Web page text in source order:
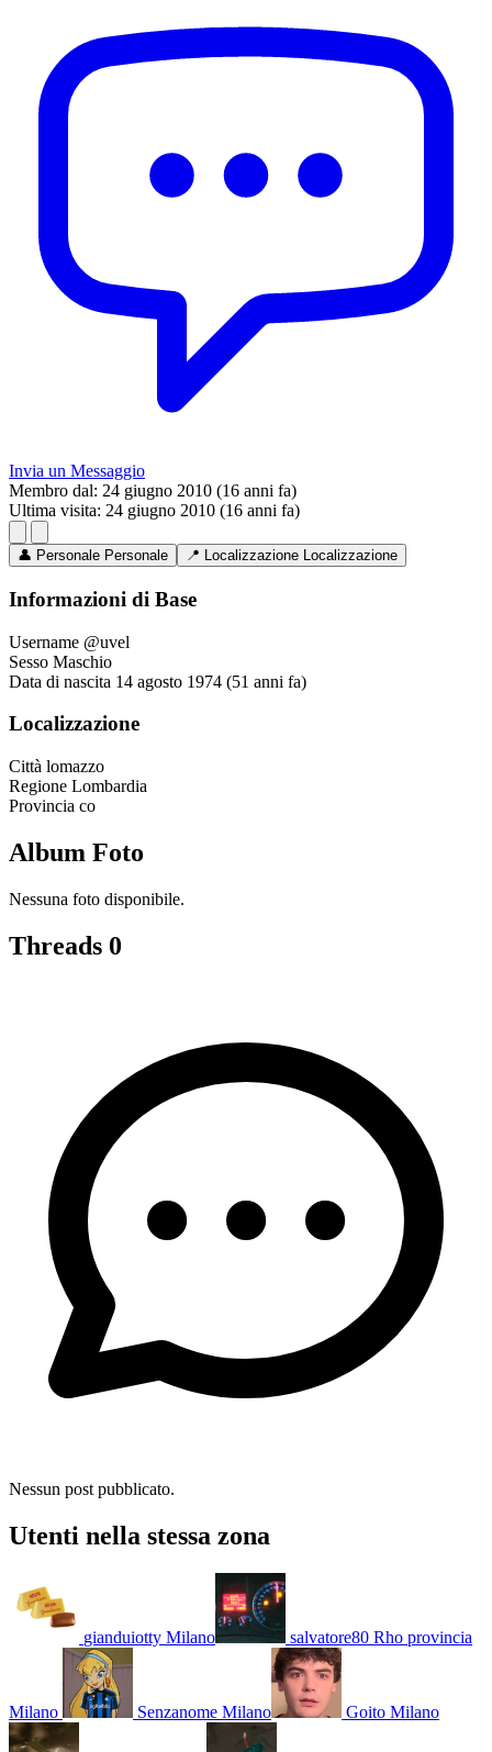
Invia un Messaggio
Membro dal: 24 giugno 2010 (16 anni fa)
Ultima visita: 24 giugno 2010 (16 anni fa)
👤 Personale Personale 📍 Localizzazione Localizzazione
Informazioni di Base
Username @uvel
Sesso Maschio
Data di nascita 14 agosto 1974 (51 anni fa)
Localizzazione
Città lomazzo
Regione Lombardia
Provincia co
Album Foto
Nessuna foto disponibile.
Threads 0
Nessun post pubblicato.
Utenti nella stessa zona
gianduiotty Milano salvatore80 Rho provincia
Milano Senzanome Milano Goito Milano